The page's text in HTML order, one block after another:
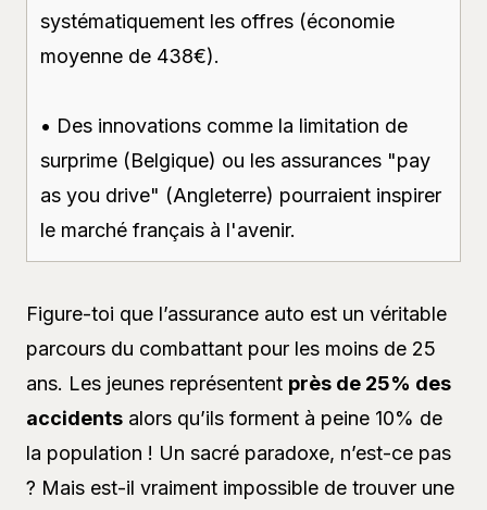
systématiquement les offres (économie
moyenne de 438€).
• Des innovations comme la limitation de
surprime (Belgique) ou les assurances "pay
as you drive" (Angleterre) pourraient inspirer
le marché français à l'avenir.
Figure-toi que l’assurance auto est un véritable
parcours du combattant pour les moins de 25
ans. Les jeunes représentent près de 25% des
accidents alors qu’ils forment à peine 10% de
la population ! Un sacré paradoxe, n’est-ce pas
? Mais est-il vraiment impossible de trouver une